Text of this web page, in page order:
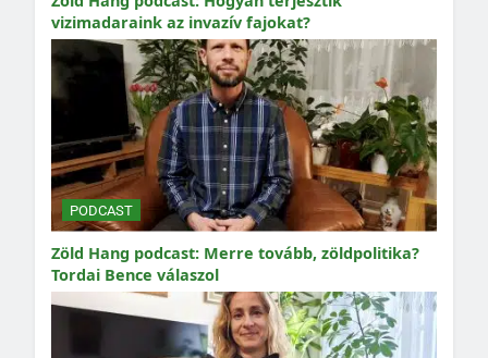
vizimadaraink az invazív fajokat?
PODCAST
Zöld Hang podcast: Merre tovább, zöldpolitika?
Tordai Bence válaszol